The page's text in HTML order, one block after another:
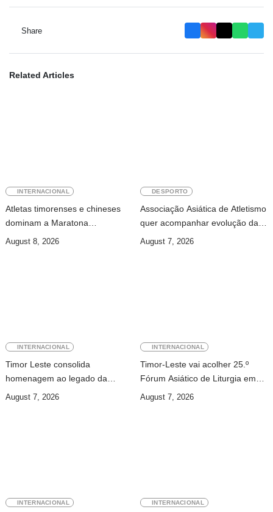
Share
Related Articles
INTERNACIONAL
Atletas timorenses e chineses
dominam a Maratona
Internacional de Díli
August 8, 2026
DESPORTO
Associação Asiática de Atletismo
quer acompanhar evolução da
modalidade em Timor Leste
August 7, 2026
INTERNACIONAL
Timor Leste consolida
homenagem ao legado da
INTERFET com avanço de
August 7, 2026
INTERNACIONAL
Timor-Leste vai acolher 25.º
Fórum Asiático de Liturgia em
setembro
August 7, 2026
INTERNACIONAL INTERNACIONAL